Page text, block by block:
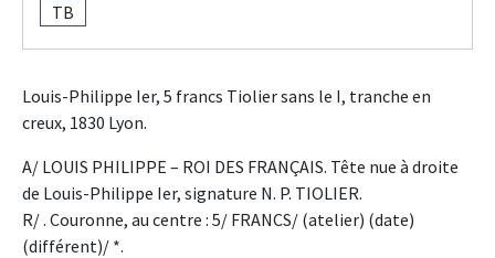
TB
Louis-Philippe Ier, 5 francs Tiolier sans le I, tranche en
creux, 1830 Lyon.
A/ LOUIS PHILIPPE – ROI DES FRANÇAIS. Tête nue à droite
de Louis-Philippe Ier, signature N. P. TIOLIER.
R/ . Couronne, au centre : 5/ FRANCS/ (atelier) (date)
(différent)/ *.